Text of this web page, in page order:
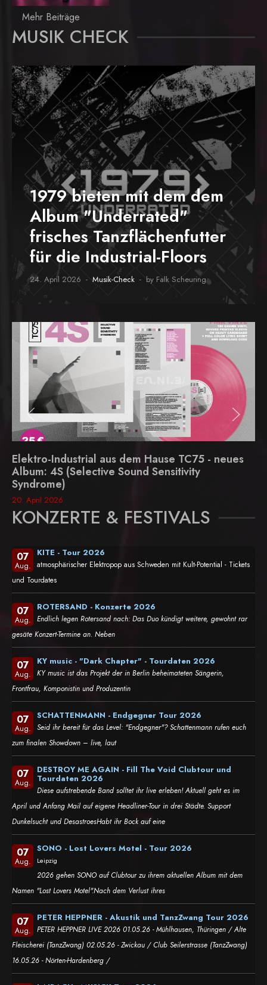
Mehr Beiträge
MUSIK CHECK
1979 bieten mit dem dem
Album "Underrated"
frisches Tanzflächenfutter
für die Industrial-Floors
24. April 2026 Musik-Check by Falk Scheuring
Elektro-Industrial aus dem Hause TC75 - neues
Album: 4S (Selective Sound Sensitivity
Syndrome)
20. April 2026
KONZERTE & FESTIVALS
07
Aug.
KITE - Tour 2026
atmosphärischer Elektropop aus Schweden mit Kult-Potential - Tickets
und Tourdates
07
Aug.
ROTERSAND - Konzerte 2026
Endlich legen Rotersand nach: Das Duo kündigt weitere, gewohnt rar
gesäte Konzert-Termine an. Neben
07
Aug.
KY music - "Dark Chapter" - Tourdaten 2026
KY music ist das Projekt der in Berlin beheimateten Sängerin,
Frontfrau, Komponistin und Produzentin
07
Aug.
SCHATTENMANN - Endgegner Tour 2026
Seid ihr bereit für das Level: "Endgegner"? Schattenmann rufen euch
zum finalen Showdown – live, laut
07
Aug.
DESTROY ME AGAIN - Fill The Void Clubtour und
Tourdaten 2026
Diese aufstrebende Band solltet ihr live erleben! Aktuell geht es im
April und Anfang Mail auf eigene Headliner-Tour in drei Städte. Support
Dunkelsucht und DesastroesHabt ihr Bock auf eine
07
Aug.
SONO - Lost Lovers Motel - Tour 2026
Leipzig
2026 gehen SONO auf Clubtour zu ihrem aktuellen Album mit dem
Namen "Lost Lovers Motel".Nach dem Verlust ihres
07
Aug.
PETER HEPPNER - Akustik und TanzZwang Tour 2026
PETER HEPPNER LIVE 2026 01.05.26 - Mühlhausen, Thüringen / Alte
Fleischerei (TanzZwang) 02.05.26 - Zwickau / Club Seilerstrasse (TanzZwang)
16.05.26 - Nörten-Hardenberg /